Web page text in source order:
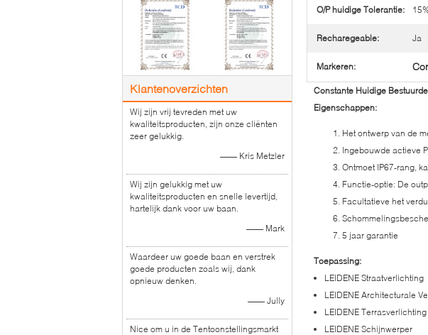
Klantenoverzichten
Wij zijn vrij tevreden met uw
kwaliteitsproducten, zijn onze cliënten
zeer gelukkig.
—— Kris Metzler
Wij zijn gelukkig met uw
kwaliteitsproducten en snelle levertijd,
hartelijk dank voor uw baan.
—— Mark
Waardeer uw goede baan en verstrek
goede producten zoals wij, dank
opnieuw denken.
—— Jully
Nice om u in de Tentoonstellingsmarkt
O/P huidige Tolerantie:
Recharegeable: Ja
Markeren:
Constante Huidige
Eigenschappen:
Het ontwerp van de
Ingebouwde actieve
Ontmoet IP67-rang,
Functie-optie: De
Facultatieve het
5 jaar garantie
Toepassing:
LEIDENE Straatverlichting
LEIDENE Architecturale
LEIDENE Terrasverlichting
LEIDENE Schijnwerper